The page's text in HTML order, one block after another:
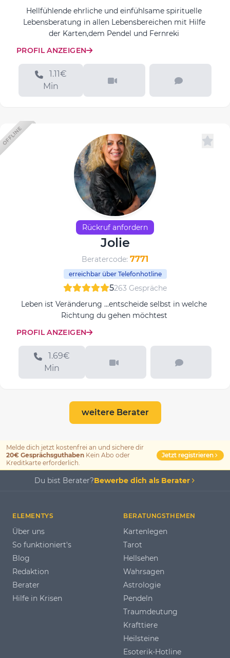
Hellfühlende ehrliche und einfühlsame spirituelle
Lebensberatung in allen Lebensbereichen mit Hilfe
der Karten,dem Pendel und Fernreki
PROFIL ANZEIGEN
1.11€
Min
OFFLINE
Rückruf anfordern
Jolie
Beratercode: 7771
erreichbar über Telefonhotline
5263 Gespräche
Leben ist Veränderung ...entscheide selbst in welche
Richtung du gehen möchtest
PROFIL ANZEIGEN
1.69€
Min
weitere Berater
Melde dich jetzt kostenfrei an und sichere dir
20€ Gesprächsguthaben Kein Abo oder
Kreditkarte erforderlich.
Jetzt registrieren
Du bist Berater?Bewerbe dich als Berater
ELEMENTYS
Über uns
So funktioniert's
Blog
Redaktion
Berater
Hilfe in Krisen
BERATUNGSTHEMEN
Kartenlegen
Tarot
Hellsehen
Wahrsagen
Astrologie
Pendeln
Traumdeutung
Krafttiere
Heilsteine
Esoterik-Hotline